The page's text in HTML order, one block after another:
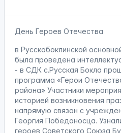
День Героев Отечества
в Русскобоклинской
была проведена
- в СДК с.Русская Бокла
программа «Герои
района» Участники
историей возникновения
напрямую связан с
Георгия Победоносца.
героев Советского Союза